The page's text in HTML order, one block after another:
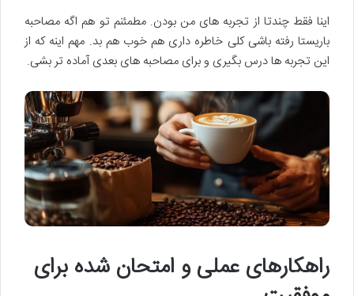
اینا فقط چندتا از تجربه های من بودن. مطمئنم تو هم اگه مصاحبه
باریستا رفته باشی کلی خاطره داری هم خوب هم بد. مهم اینه که از
این تجربه ها درس بگیری و برای مصاحبه های بعدی آماده تر بشی.
راهکارهای عملی و امتحان شده برای